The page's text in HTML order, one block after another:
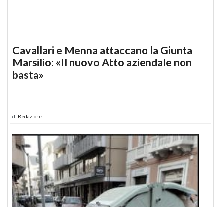
Cavallari e Menna attaccano la Giunta
Marsilio: «Il nuovo Atto aziendale non
basta»
di Redazione